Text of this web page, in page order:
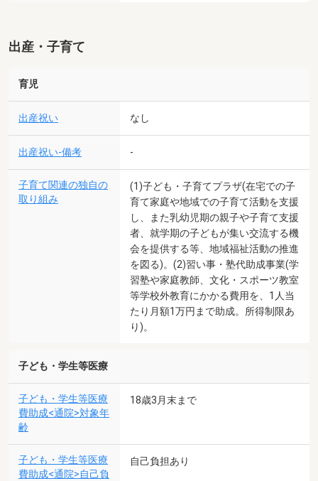
出産・子育て
育児
出産祝い なし
出産祝い-備考 -
子育て関連の独自の
取り組み
(1)子ども・子育てプラザ(在宅での子
育て家庭や地域での子育て活動を支援
し、また乳幼児期の親子や子育て支援
者、就学期の子どもが集い交流する機
会を提供する等、地域福祉活動の推進
を図る)。(2)習い事・塾代助成事業(学
習塾や家庭教師、文化・スポーツ教室
等学校外教育にかかる費用を、1人当
たり月額1万円まで助成。所得制限あ
り)。
子ども・学生等医療
子ども・学生等医療
費助成<通院>対象年
齢
18歳3月末まで
子ども・学生等医療
費助成<通院>自己負
自己負担あり